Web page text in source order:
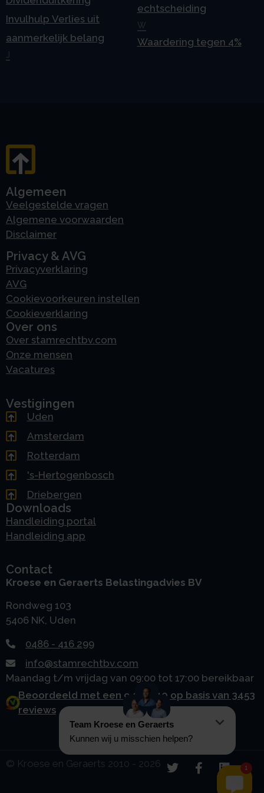
Invulhulp Verlies uit
aanmerkelijk belang
echtscheiding
W
Waardering tegen 4%
Algemeen
Veelgestelde vragen
Algemene voorwaarden
Disclaimer
Privacy & AVG
Privacyverklaring
AVG
Cookievoorkeuren instellen
Cookieverklaring
Over ons
Over stamrechtbv.com
Onze mensen
Vacatures
Vestigingen
Uden
Amsterdam
Rotterdam
's-Hertogenbosch
Driebergen
Downloads
Handleiding portal
Handleiding app
Contact
Kroese en Geraerts Belastingadvies BV
Rondweg 103
5406 NK, Uden
0486 - 416 299
info@stamrechtbv.com
Maandag t/m vrijdag van 09:00 tot 17:00 bereikbaar
Beoordeeld met een 9.0 uit 10 op basis van 3453
reviews
© Kroese en Geraerts 2010 - 2026